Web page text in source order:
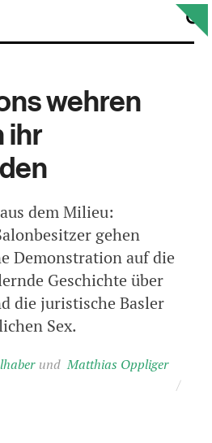
wehren
ihr
dem Milieu:
gehen
Demonstration auf die
Geschichte über
die juristische Basler
Sex.
Matthias Oppliger
/